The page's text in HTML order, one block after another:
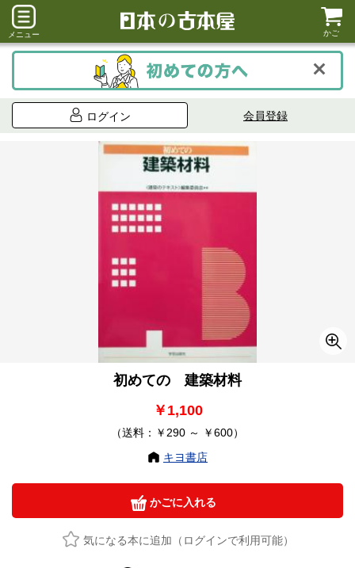
メニュー かご
ログイン 会員登録
初めての 建築材料
￥1,100
（送料：￥290 ～ ￥600）
キヨ書店
かごに入れる
気になる本に追加（ログインで利用可能）